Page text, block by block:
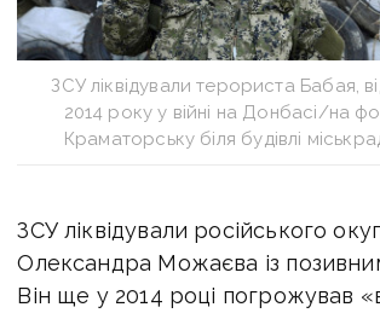
ЗСУ ліквідували терориста Бабая,
2014 року у війні на Донбасі/на
Краматорську біля будівлі
ЗСУ ліквідували російського
Олександра Можаєва із
Він ще у 2014 році погрожував